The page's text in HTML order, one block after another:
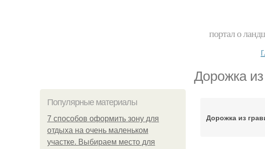
портал о
Дорожка из
Популярные материалы
7 способов оформить зону для
отдыха на очень маленьком
участке. Выбираем место для
Дорожка из